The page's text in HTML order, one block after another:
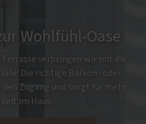
Wohlfühl-Oase
Terrasse verbringen wir mit die
Die richtige Balkon- oder
Zugang und sorgt für mehr
im Haus.